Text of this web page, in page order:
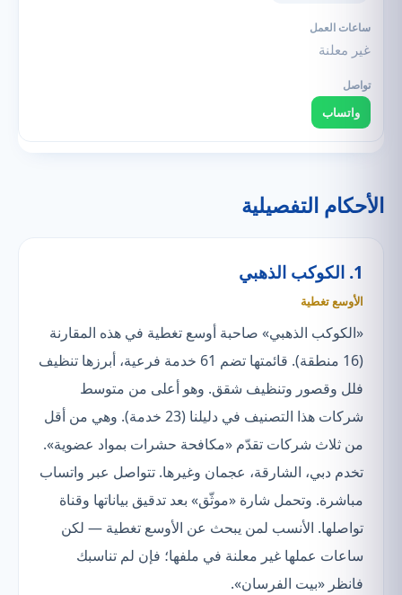
غير معلنة
واتساب
الأحكام التفصيلية
1. الكوكب الذهبي
الأوسع تغطية
«الكوكب الذهبي» صاحبة أوسع تغطية في هذه المقارنة
(16 منطقة). قائمتها تضم 61 خدمة فرعية، أبرزها تنظيف
فلل وقصور وتنظيف شقق. وهو أعلى من متوسط
شركات هذا التصنيف في دليلنا (23 خدمة). وهي من أقل
من ثلاث شركات تقدّم «مكافحة حشرات بمواد عضوية».
تخدم دبي، الشارقة، عجمان وغيرها. تتواصل عبر واتساب
مباشرة. وتحمل شارة «موثّق» بعد تدقيق بياناتها وقناة
تواصلها. الأنسب لمن يبحث عن الأوسع تغطية — لكن
ساعات عملها غير معلنة في ملفها؛ فإن لم تناسبك
فانظر «بيت الفرسان».